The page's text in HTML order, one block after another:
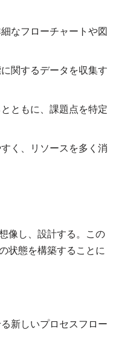
なフローチャートや図
関するデータを収集す
ともに、課題点を特定
く、リソースを多く消
像し、設計する。この
状態を構築することに
新しいプロセスフロー